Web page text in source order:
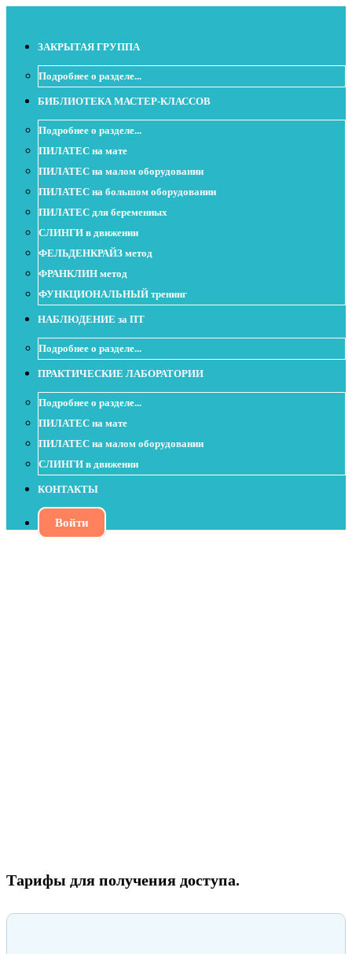
ЗАКРЫТАЯ ГРУППА
Подробнее о разделе...
БИБЛИОТЕКА МАСТЕР-КЛАССОВ
Подробнее о разделе...
ПИЛАТЕС на мате
ПИЛАТЕС на малом оборудовании
ПИЛАТЕС на большом оборудовании
ПИЛАТЕС для беременных
СЛИНГИ в движении
ФЕЛЬДЕНКРАЙЗ метод
ФРАНКЛИН метод
ФУНКЦИОНАЛЬНЫЙ тренинг
НАБЛЮДЕНИЕ за ПТ
Подробнее о разделе...
ПРАКТИЧЕСКИЕ ЛАБОРАТОРИИ
Подробнее о разделе...
ПИЛАТЕС на мате
ПИЛАТЕС на малом оборудовании
СЛИНГИ в движении
КОНТАКТЫ
Войти
Тарифы для получения доступа.